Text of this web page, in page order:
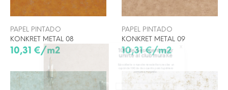
PAPEL PINTADO
KONKRET METAL 08
10,31 €/m2
PAPEL PINTADO
KONKRET METAL 09
10,31 €/m2
10€ de descuento por
unirte al club muraKe
Subscríbete a nuestra newsletter y recibe un
cupón de 10€ de descuento para tu primera
compra en muraKe.